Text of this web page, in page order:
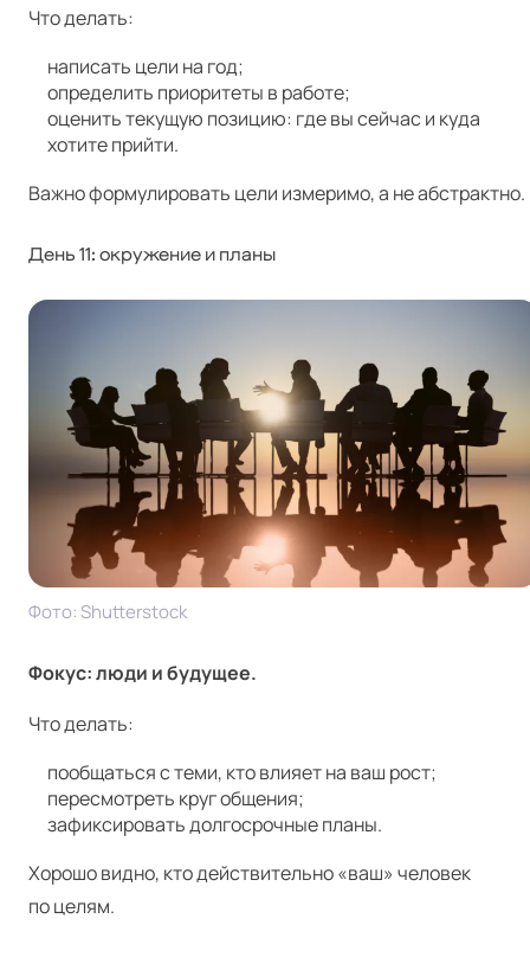
Что делать:
написать цели на год;
определить приоритеты в работе;
оценить текущую позицию: где вы сейчас и куда
хотите прийти.
Важно формулировать цели измеримо, а не абстрактно.
День 11: окружение и планы
Фото: Shut­ter­stock
Фокус: люди и будущее.
Что делать:
пообщаться с теми, кто влияет на ваш рост;
пересмотреть круг общения;
зафиксировать долгосрочные планы.
Хорошо видно, кто действительно «ваш» человек
по целям.